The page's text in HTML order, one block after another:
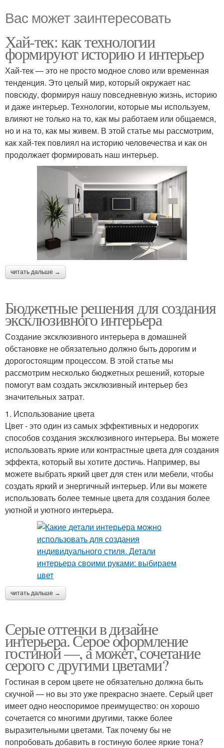
Вас может заинтересовать
Хай-тек: как технологии
формируют историю и интерьер
Хай-тек — это не просто модное слово или временная
тенденция. Это целый мир, который окружает нас
повсюду, формируя нашу повседневную жизнь, историю
и даже интерьер. Технологии, которые мы используем,
влияют не только на то, как мы работаем или общаемся,
но и на то, как мы живем. В этой статье мы рассмотрим,
как хай-тек повлиял на историю человечества и как он
продолжает формировать наш интерьер.
читать дальше →
Бюджетные решения для создания
эксклюзивного интерьера
Создание эксклюзивного интерьера в домашней
обстановке не обязательно должно быть дорогим и
дорогостоящим процессом. В этой статье мы
рассмотрим несколько бюджетных решений, которые
помогут вам создать эксклюзивный интерьер без
значительных затрат.
1. Использование цвета
Цвет - это один из самых эффективных и недорогих
способов создания эксклюзивного интерьера. Вы можете
использовать яркие или контрастные цвета для создания
эффекта, который вы хотите достичь. Например, вы
можете выбрать яркий цвет для стен или мебели, чтобы
создать яркий и энергичный интерьер. Или вы можете
использовать более темные цвета для создания более
уютной и уютного интерьера.
читать дальше →
Серые оттенки в дизайне
интерьера. Серое оформление
гостиной —, а может, сочетание
серого с другими цветами?
Гостиная в сером цвете не обязательно должна быть
скучной — но вы это уже прекрасно знаете. Серый цвет
имеет одно неоспоримое преимущество: он хорошо
сочетается со многими другими, также более
выразительными цветами. Так почему бы не
попробовать добавить в гостиную более яркие тона?